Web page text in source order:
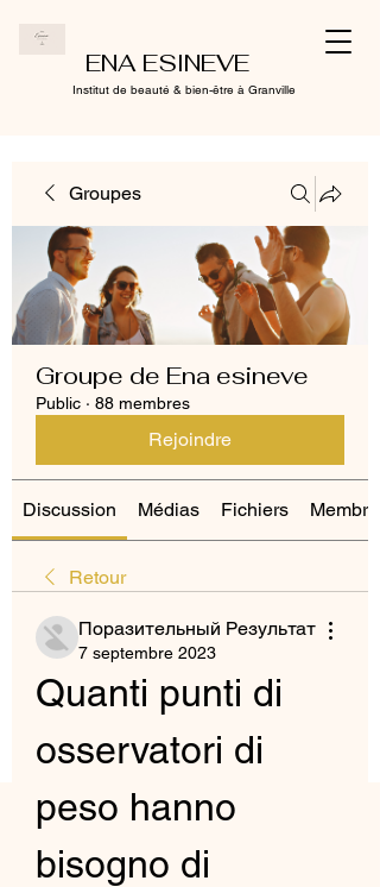
ENA ESINEVE
Institut de beauté & bien-être à Granville
Groupes
Groupe de Ena esineve
Public · 88 membres
Rejoindre
Discussion Médias Fichiers Membres
Retour
Поразительный Результат
7 septembre 2023
Quanti punti di
osservatori di
peso hanno
bisogno di